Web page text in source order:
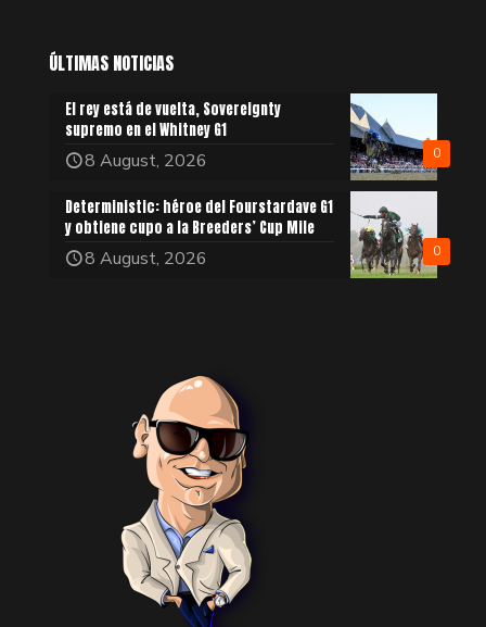
ÚLTIMAS NOTICIAS
0
El rey está de vuelta, Sovereignty
supremo en el Whitney G1
8 August, 2026
0
Deterministic: héroe del Fourstardave G1
y obtiene cupo a la Breeders’ Cup Mile
8 August, 2026